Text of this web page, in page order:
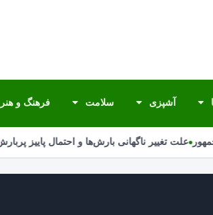
آشپزی سلامت فرهنگ و هنر
•علت تغییر ناگهانی بارش‌ها و احتمال پاییز پربارش